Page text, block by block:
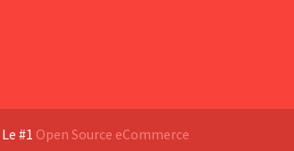
#1 Open Source eCommerce